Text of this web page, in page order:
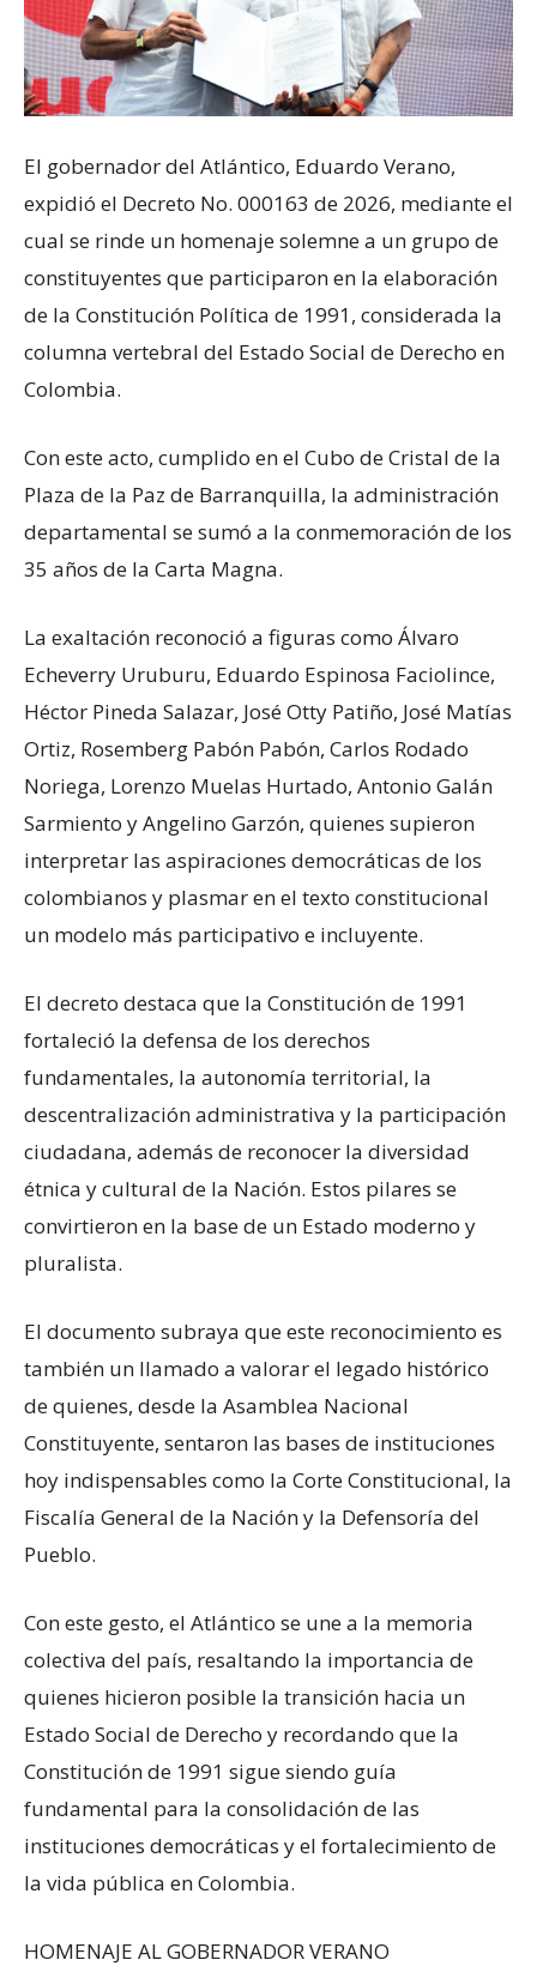
El gobernador del Atlántico, Eduardo Verano,
expidió el Decreto No. 000163 de 2026, mediante el
cual se rinde un homenaje solemne a un grupo de
constituyentes que participaron en la elaboración
de la Constitución Política de 1991, considerada la
columna vertebral del Estado Social de Derecho en
Colombia.
Con este acto, cumplido en el Cubo de Cristal de la
Plaza de la Paz de Barranquilla, la administración
departamental se sumó a la conmemoración de los
35 años de la Carta Magna.
La exaltación reconoció a figuras como Álvaro
Echeverry Uruburu, Eduardo Espinosa Faciolince,
Héctor Pineda Salazar, José Otty Patiño, José Matías
Ortiz, Rosemberg Pabón Pabón, Carlos Rodado
Noriega, Lorenzo Muelas Hurtado, Antonio Galán
Sarmiento y Angelino Garzón, quienes supieron
interpretar las aspiraciones democráticas de los
colombianos y plasmar en el texto constitucional
un modelo más participativo e incluyente.
El decreto destaca que la Constitución de 1991
fortaleció la defensa de los derechos
fundamentales, la autonomía territorial, la
descentralización administrativa y la participación
ciudadana, además de reconocer la diversidad
étnica y cultural de la Nación. Estos pilares se
convirtieron en la base de un Estado moderno y
pluralista.
El documento subraya que este reconocimiento es
también un llamado a valorar el legado histórico
de quienes, desde la Asamblea Nacional
Constituyente, sentaron las bases de instituciones
hoy indispensables como la Corte Constitucional, la
Fiscalía General de la Nación y la Defensoría del
Pueblo.
Con este gesto, el Atlántico se une a la memoria
colectiva del país, resaltando la importancia de
quienes hicieron posible la transición hacia un
Estado Social de Derecho y recordando que la
Constitución de 1991 sigue siendo guía
fundamental para la consolidación de las
instituciones democráticas y el fortalecimiento de
la vida pública en Colombia.
HOMENAJE AL GOBERNADOR VERANO